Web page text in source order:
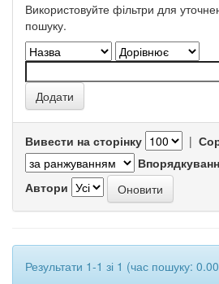
Використовуйте фільтри для
пошуку.
Вивести на сторінку |
Автори
Результати 1-1 зі 1 (час пошуку: